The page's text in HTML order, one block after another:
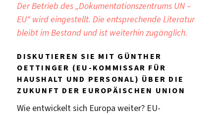
Der Betrieb des „Dokumentationszentrums UN –
EU“ wird eingestellt. Die entsprechende Literatur
bleibt im Bestand und ist weiterhin zugänglich.
DISKUTIEREN SIE MIT GÜNTHER
OETTINGER (EU-KOMMISSAR FÜR
HAUSHALT UND PERSONAL) ÜBER DIE
ZUKUNFT DER EUROPÄISCHEN UNION
Wie entwickelt sich Europa weiter? EU-